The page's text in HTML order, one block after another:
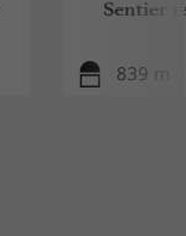
Sentier
839 m -